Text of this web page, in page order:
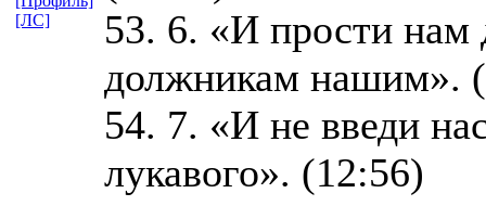
53. 6. «И прости
должникам нашим».
54. 7. «И не введи
лукавого». (12:56)
[ЛС]